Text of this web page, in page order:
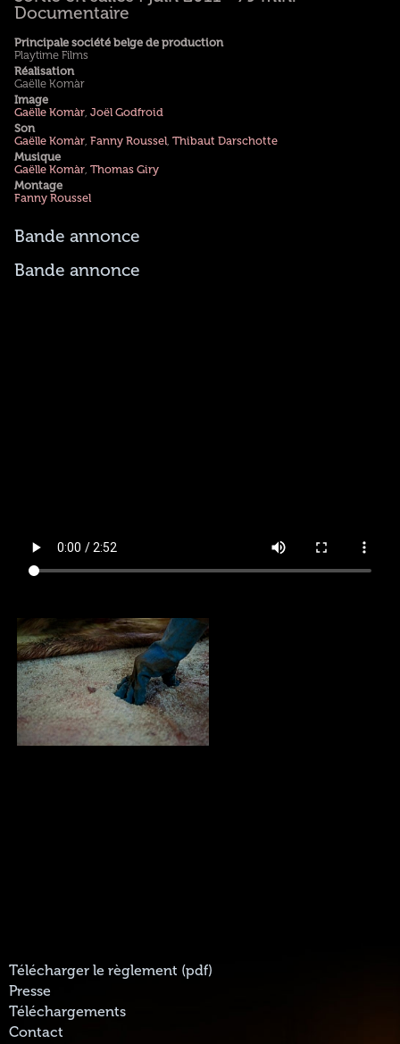
Documentaire
Principale société belge de production
Playtime Films
Réalisation
Gaëlle Komàr
Image
Gaëlle Komàr, Joël Godfroid
Son
Gaëlle Komàr, Fanny Roussel, Thibaut Darschotte
Musique
Gaëlle Komàr, Thomas Giry
Montage
Fanny Roussel
Bande annonce
Bande annonce
Télécharger le règlement (pdf)
Presse
Téléchargements
Contact